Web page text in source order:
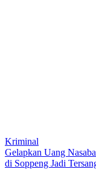
Kriminal
Gelapkan Uang
di Soppeng Jadi